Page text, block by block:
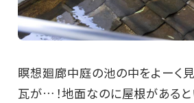
瞑想廻廊中庭の池の中をよーく
瓦が…！地面なのに屋根があると